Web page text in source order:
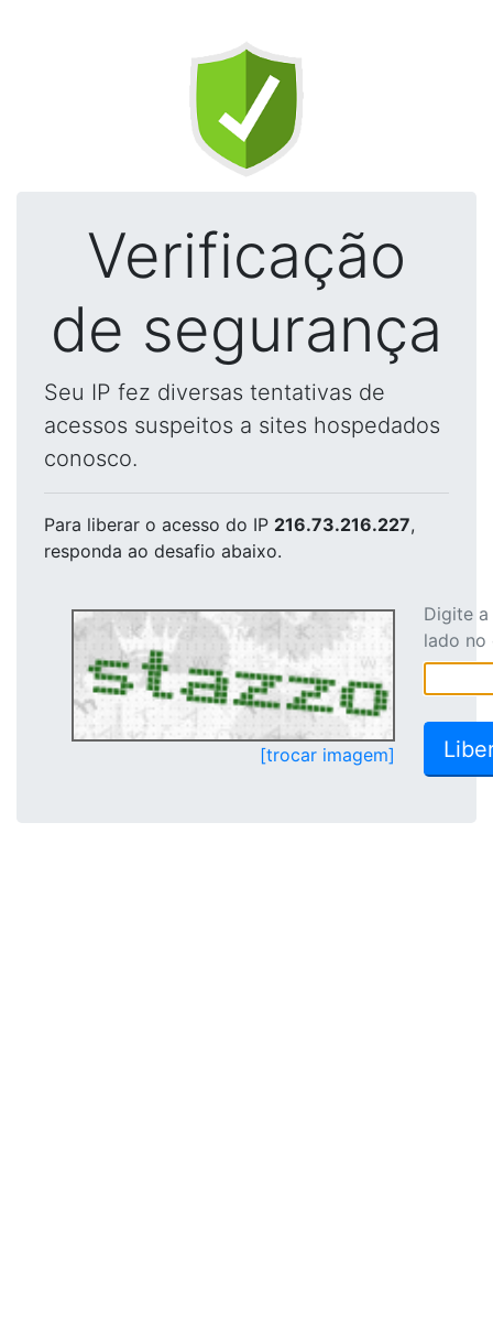
Verificação
de segurança
Seu IP fez diversas tentativas de
acessos suspeitos a sites hospedados
conosco.
Para liberar o acesso do IP 216.73.216.227,
responda ao desafio abaixo.
[trocar imagem]
Digite
lado no